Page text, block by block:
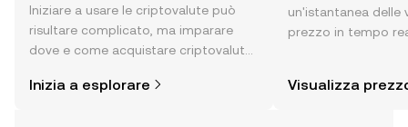
Iniziare a usare le criptovalute può
risultare complicato, ma imparare
dove e come acquistare criptovalute
pensare. Inizia il tuo viaggio sull'app
Inizia a esplorare
un'istantanea delle
prezzo in tempo
Visualizza